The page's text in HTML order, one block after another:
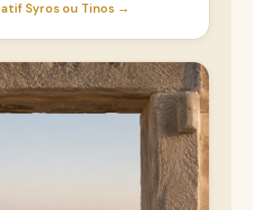
Syros ou Tinos →